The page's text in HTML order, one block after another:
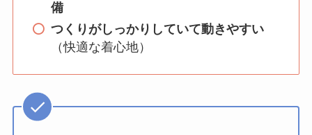
備
つくりがしっかりしていて動きやすい
（快適な着心地）